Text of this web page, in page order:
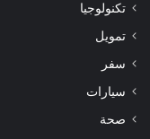
تكنولوجيا
تمويل
سفر
سيارات
صحة